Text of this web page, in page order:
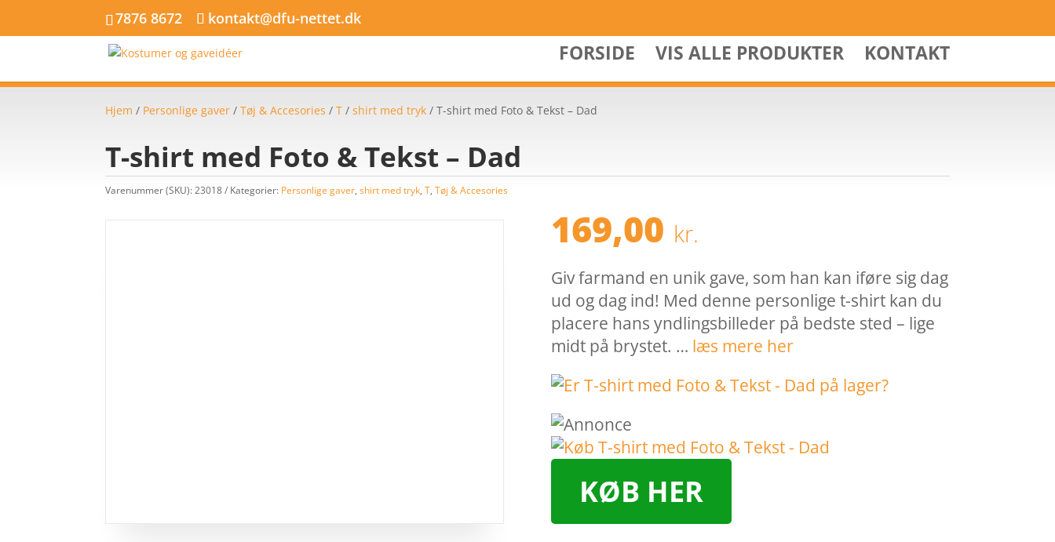
7876 8672 kontakt@dfu-nettet.dk
FORSIDE VIS ALLE PRODUKTER KONTAKT
Hjem / Personlige gaver /Tøj & Accesories /T /shirt med tryk / T-shirt med Foto & Tekst – Dad
T-shirt med Foto & Tekst – Dad
Varenummer (SKU):23018 Kategorier: Personlige gaver,shirt med tryk,T,Tøj & Accesories
169,00 kr.
Giv farmand en unik gave, som han kan iføre sig dag
ud og dag ind! Med denne personlige t-shirt kan du
placere hans yndlingsbilleder på bedste sted – lige
midt på brystet. … læs mere her
KØB HER